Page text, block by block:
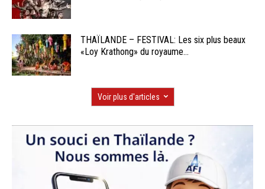
THAÏLANDE – FESTIVAL: Les six plus beaux
«Loy Krathong» du royaume...
Voir plus d'articles